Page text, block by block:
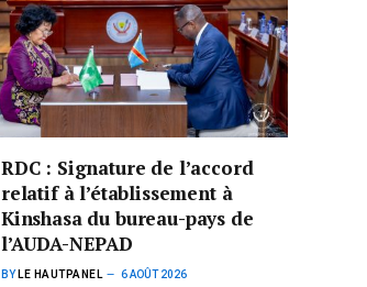
RDC : Signature de l’accord
relatif à l’établissement à
Kinshasa du bureau-pays de
l’AUDA-NEPAD
BY LE HAUTPANEL 6 AOÛT 2026